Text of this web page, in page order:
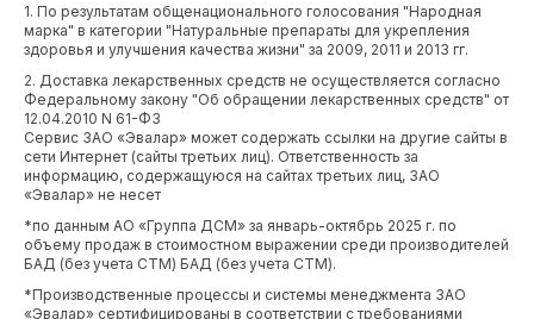
1. По результатам общенационального голосования "Народная
марка" в категории "Натуральные препараты для укрепления
здоровья и улучшения качества жизни" за 2009, 2011 и 2013 гг.
2. Доставка лекарственных средств не осуществляется согласно
Федеральному закону "Об обращении лекарственных средств" от
12.04.2010 N 61-ФЗ
Сервис ЗАО «Эвалар» может содержать ссылки на другие сайты в
сети Интернет (сайты третьих лиц). Ответственность за
информацию, содержащуюся на сайтах третьих лиц, ЗАО
«Эвалар» не несет
*по данным АО «Группа ДСМ» за январь-октябрь 2025 г. по
объему продаж в стоимостном выражении среди производителей
БАД (без учета СТМ) БАД (без учета СТМ).
*Производственные процессы и системы менеджмента ЗАО
«Эвалар» сертифицированы в соответствии с требованиями